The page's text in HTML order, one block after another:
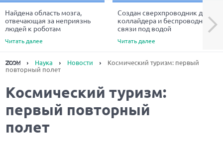
Найдена область мозга,
отвечающая за неприязнь
людей к роботам
Читать далее
Создан сверхпроводник для
коллайдера и беспроводной
связи под водой
Читать далее
Next
Наука Новости
Космический туризм: первый
повторный полет
Космический туризм:
первый повторный
полет